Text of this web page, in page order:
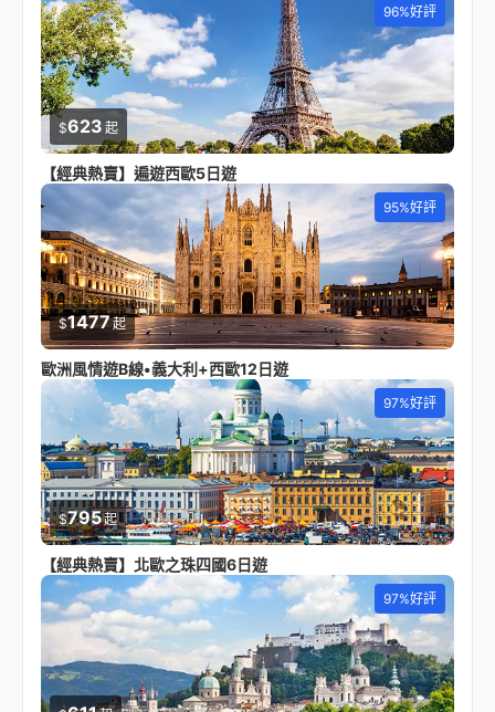
96%好評
$623 起
【經典熱賣】遍遊西歐5日遊
95%好評
$1477起
歐洲風情遊B線•義大利+西歐12日遊
97%好評
$795起
【經典熱賣】北歐之珠四國6日遊
97%好評